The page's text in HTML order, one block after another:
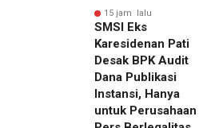
15 jam lalu
SMSI Eks
Karesidenan Pati
Desak BPK Audit
Dana Publikasi
Instansi, Hanya
untuk Perusahaan